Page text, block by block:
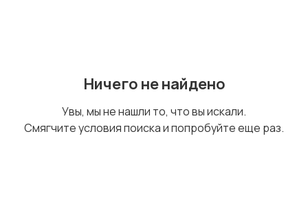
Ничего не найдено
Увы, мы не нашли то, что вы искали.
Смягчите условия поиска и попробуйте еще раз.